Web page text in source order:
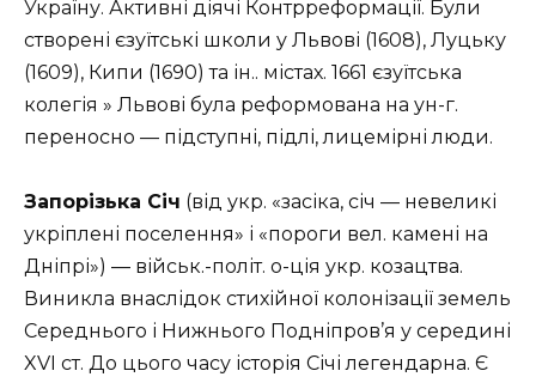
Україну. Активні діячі Контрреформації. Були
створені єзуїтські школи у Львові (1608), Луцьку
(1609), Кипи (1690) та ін.. містах. 1661 єзуїтська
колегія » Львові була реформована на ун-г.
переносно — підступні, підлі, лицемірні люди.
Запорізька Січ (від укр. «засіка, січ — невеликі
укріплені поселення» і «пороги вел. камені на
Дніпрі») — військ.-політ. о-ція укр. козацтва.
Виникла внаслідок стихійної колонізації земель
Середнього і Нижнього Подніпров’я у середині
XVI ст. До цього часу історія Січі легендарна. Є